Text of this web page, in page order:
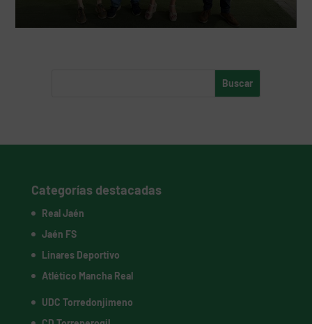
Categorías destacadas
Real Jaén
Jaén FS
Linares Deportivo
Atlético Mancha Real
UDC Torredonjimeno